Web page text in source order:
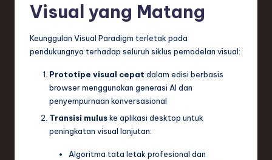
Visual yang Matang
Keunggulan Visual Paradigm terletak pada
pendukungnya terhadap seluruh siklus pemodelan visual:
Prototipe visual cepat dalam edisi berbasis
browser menggunakan generasi AI dan
penyempurnaan konversasional
Transisi muluske aplikasi desktop untuk
peningkatan visual lanjutan:
Algoritma tata letak profesional dan